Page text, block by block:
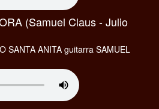
(Samuel Claus - Julio
SANTA ANITA guitarra SAMUEL